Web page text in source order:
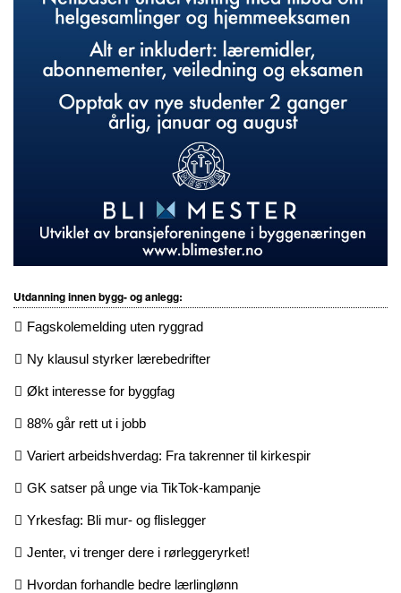
Utdanning innen bygg- og anlegg:
Fagskolemelding uten ryggrad
Ny klausul styrker lærebedrifter
Økt interesse for byggfag
88% går rett ut i jobb
Variert arbeidshverdag: Fra takrenner til kirkespir
GK satser på unge via TikTok-kampanje
Yrkesfag: Bli mur- og flislegger
Jenter, vi trenger dere i rørleggeryrket!
Hvordan forhandle bedre lærlinglønn